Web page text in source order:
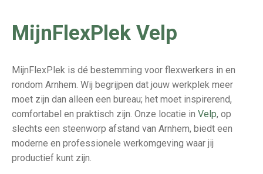
MijnFlexPlek Velp
MijnFlexPlek is dé bestemming voor flexwerkers in en
rondom Arnhem. Wij begrijpen dat jouw werkplek meer
moet zijn dan alleen een bureau; het moet inspirerend,
comfortabel en praktisch zijn. Onze locatie in Velp, op
slechts een steenworp afstand van Arnhem, biedt een
moderne en professionele werkomgeving waar jij
productief kunt zijn.